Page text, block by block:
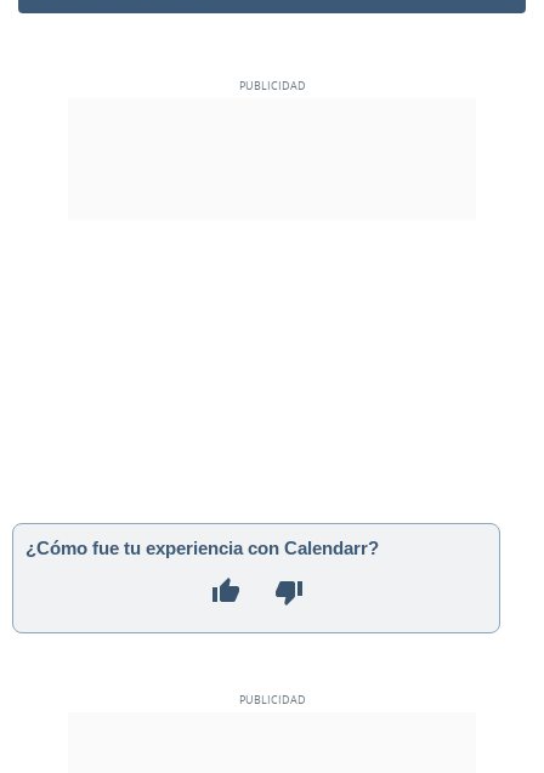
¿Cómo fue tu experiencia con Calendarr?